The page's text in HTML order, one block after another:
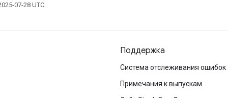
07-28 UTC.
Поддержка
Система отслеживания ошибок
Примечания к выпускам